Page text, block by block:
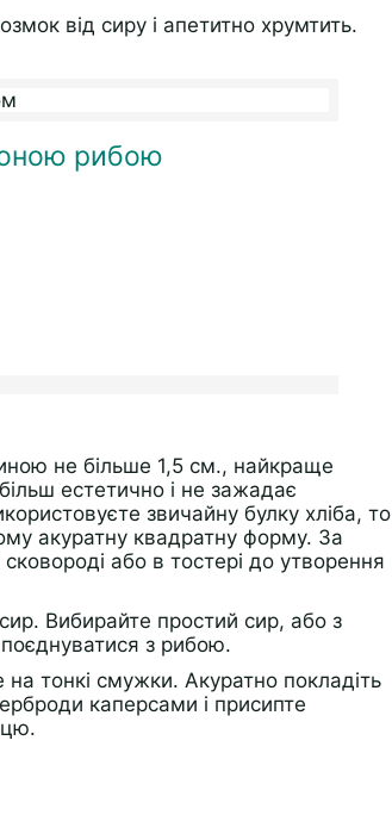
від сиру і апетитно хрумтить.
рибою
не більше 1,5 см., найкраще
естетично і не зажадає
звичайну булку хліба, то
акуратну квадратну форму. За
або в тостері до утворення
Вибирайте простий сир, або з
з рибою.
тонкі смужки. Акуратно покладіть
каперсами і присипте